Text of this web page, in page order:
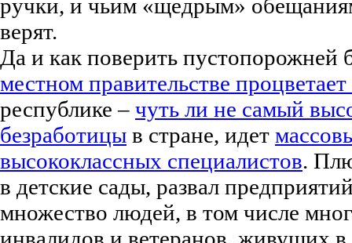
ручки, и чьим «щедрым»
верят.
Да и как поверить пустопорожней
местном правительстве
республике – чуть ли не самый
безработицы в стране, идет
высококлассных специалистов.
в детские сады, развал
множество людей, в том числе